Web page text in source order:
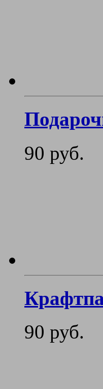
90 руб.
90 руб.